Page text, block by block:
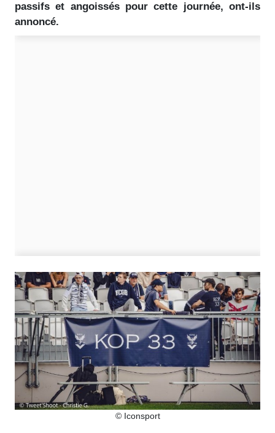
passifs et angoissés pour cette journée, ont-ils
annoncé.
© Iconsport